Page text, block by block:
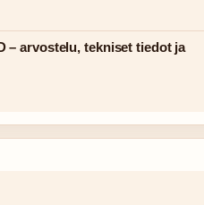
– arvostelu, tekniset tiedot ja